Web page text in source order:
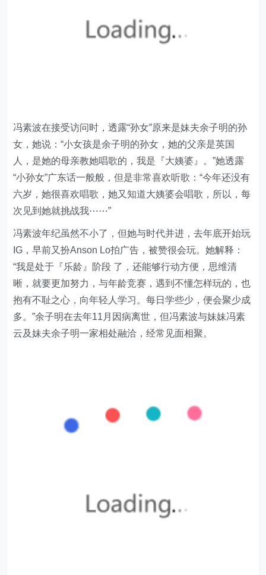
冯素波在接受访问时，透露“孙女”原来是妹夫余子明的孙
女，她说：“小女孩是余子明的孙女，她的父亲是英国
人，是她的母亲教她唱歌的，我是『大姨婆』。”她透露
“小孙女”广东话一般般，但是非常喜欢听歌：“今年还没有
六岁，她很喜欢唱歌，她又知道大姨婆会唱歌，所以，每
次见到她就挑战我⋯⋯”
冯素波年纪虽然不小了，但她与时代并进，去年底开始玩
IG，早前又扮Anson Lo拍广告，被赞很会玩。她解释：
“我是处于『乐龄』阶段 了，还能够行动方便，思维清
晰，就要更加努力，与年龄竞赛，遇到不懂怎样玩的，也
抱有不耻之心，向年轻人学习。每日学些少，便会聚少成
多。”余子明在去年11月因病离世，但冯素波与妹妹冯素
云及妹夫余子明一家相处融洽，经常见面相聚。